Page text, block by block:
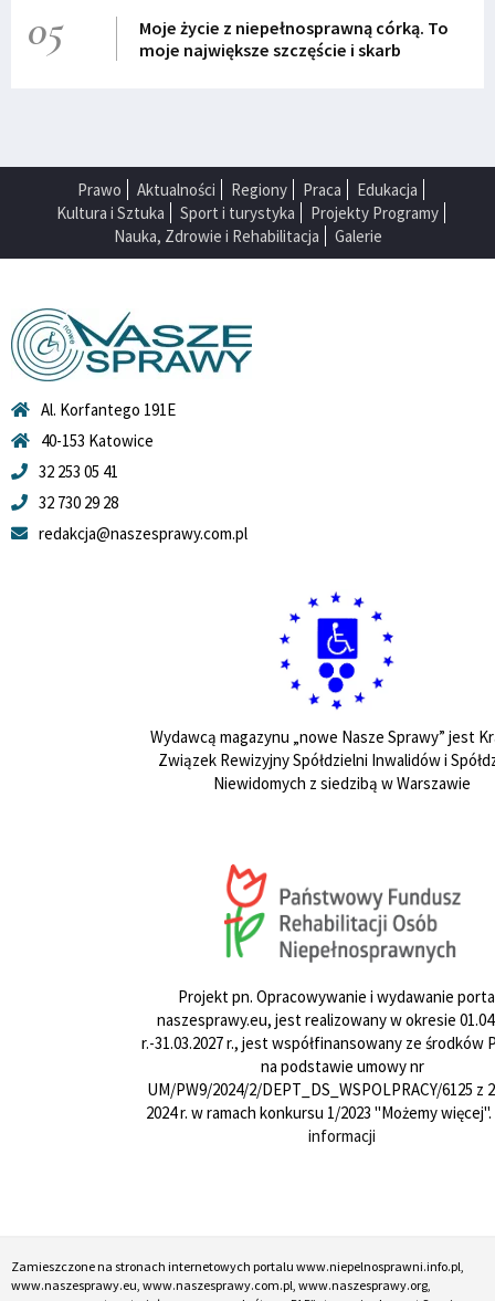
05
Moje życie z niepełnosprawną córką. To
moje największe szczęście i skarb
Prawo Aktualności Regiony Praca
Edukacja
Kultura i Sztuka
Sport i turystyka
Projekty Programy
Nauka, Zdrowie i Rehabilitacja
Galerie
Al. Korfantego 191E
40-153 Katowice
32 253 05 41
32 730 29 28
redakcja@naszesprawy.com.pl
Wydawcą magazynu „nowe Nasze Sprawy” jest
Związek Rewizyjny Spółdzielni Inwalidów i
Niewidomych z siedzibą w Warszawie
Projekt pn. Opracowywanie i wydawanie
naszesprawy.eu, jest realizowany w okresie
r.-31.03.2027 r., jest współfinansowany ze środków
na podstawie umowy nr
UM/PW9/2024/2/DEPT_DS_WSPOLPRACY/6125 z
2024 r. w ramach konkursu 1/2023 "Możemy więcej".
informacji
Zamieszczone na stronach internetowych portalu www.niepelnosprawni.info.pl,
www.naszesprawy.eu, www.naszesprawy.com.pl, www.naszesprawy.org,